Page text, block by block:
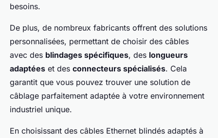
besoins.
De plus, de nombreux fabricants offrent des solutions
personnalisées, permettant de choisir des câbles
avec des blindages spécifiques, des longueurs
adaptées et des connecteurs spécialisés. Cela
garantit que vous pouvez trouver une solution de
câblage parfaitement adaptée à votre environnement
industriel unique.
En choisissant des câbles Ethernet blindés adaptés à